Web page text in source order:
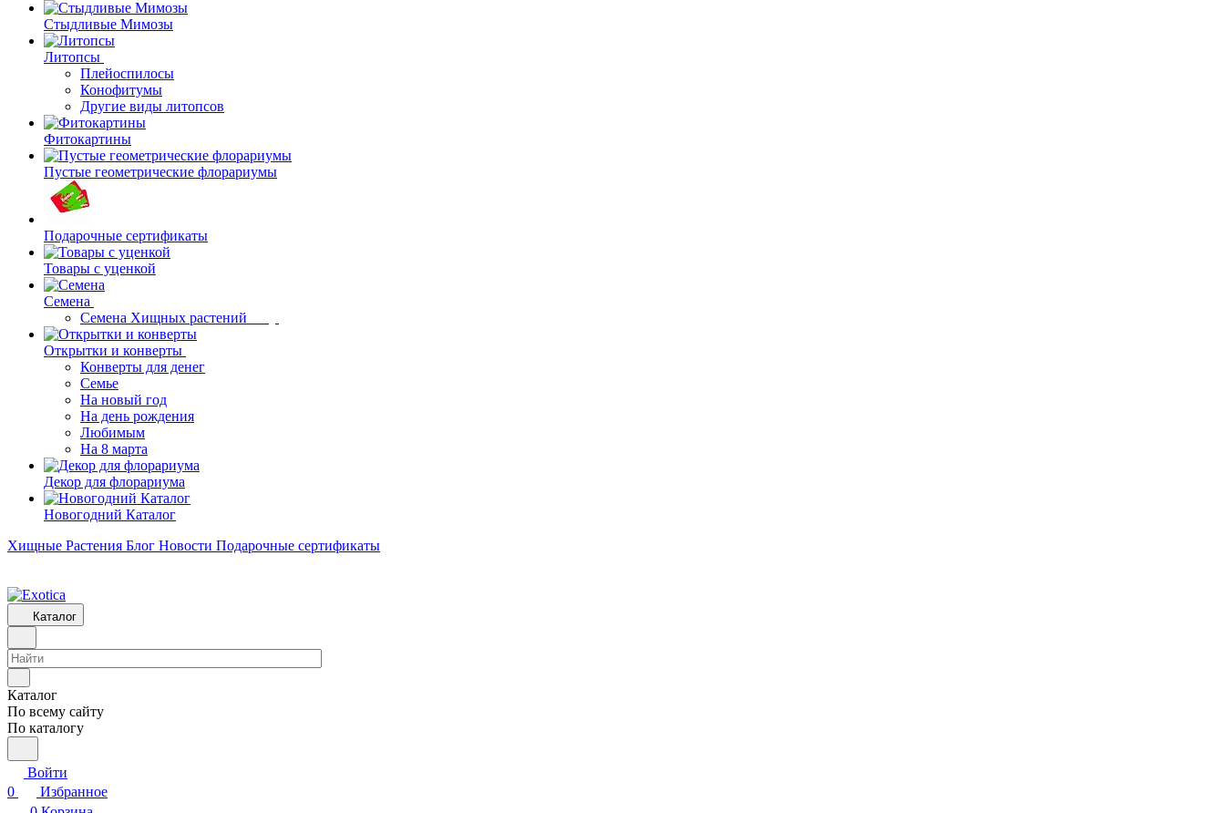
Стыдливые Мимозы
Литопсы
Плейоспилосы
Конофитумы
Другие виды литопсов
Фитокартины
Пустые геометрические флорариумы
Подарочные сертификаты
Товары с уценкой
Семена
Семена Хищных растений
Открытки и конверты
Конверты для денег
Семье
На новый год
На день рождения
Любимым
На 8 марта
Декор для флорариума
Новогодний Каталог
Хищные Растения Блог Новости Подарочные сертификаты
Каталог
Каталог
По всему сайту
По каталогу
Войти
0
Избранное